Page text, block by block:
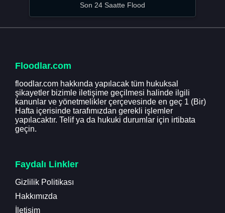
Son 24 Saatte Flood
Floodlar.com
floodlar.com hakkında yapılacak tüm hukuksal
şikayetler bizimle iletişime geçilmesi halinde ilgili
kanunlar ve yönetmelikler çerçevesinde en geç 1 (Bir)
Hafta içerisinde tarafımızdan gerekli işlemler
yapılacaktır. Telif ya da hukuki durumlar için irtibata
geçin.
Faydalı Linkler
Gizlilik Politikası
Hakkımızda
İletişim